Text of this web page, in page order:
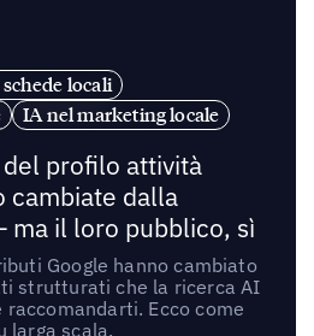
locali
IA nel marketing locale
profilo attività
cambiate dalla
ma il loro pubblico, sì
Google hanno cambiato
strutturati che la ricerca AI
raccomandarti. Ecco come
larga scala.